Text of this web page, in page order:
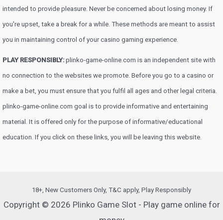
intended to provide pleasure. Never be concerned about losing money. If
you're upset, take a break for a while. These methods are meant to assist
you in maintaining control of your casino gaming experience.
PLAY RESPONSIBLY: plinko-game-online.com is an independent site with
no connection to the websites we promote. Before you go to a casino or
make a bet, you must ensure that you fulfil all ages and other legal criteria.
plinko-game-online.com goal is to provide informative and entertaining
material. It is offered only for the purpose of informative/educational
education. If you click on these links, you will be leaving this website.
18+, New Customers Only, T&C apply, Play Responsibly
Copyright © 2026 Plinko Game Slot - Play game online for